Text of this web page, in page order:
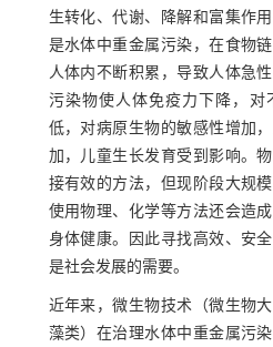
生转化、代谢、降解和富集作
是水体中重金属污染，在食物
人体内不断积累，导致人体急
污染物使人体免疫力下降，对
低，对病原生物的敏感性增加
加，儿童生长发育受到影响。
接有效的方法，但现阶段大规
使用物理、化学等方法还会造
身体健康。因此寻找高效、安
是社会发展的需要。
近年来，微生物技术（微生物
藻类）在治理水体中重金属污